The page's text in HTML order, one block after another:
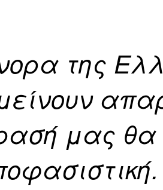
της
μας